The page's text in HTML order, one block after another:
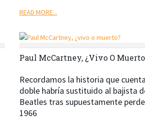
READ MORE...
Paul McCartney, ¿vivo O
Recordamos la historia que
doble habría sustituido al bajista
Beatles tras supuestamente
1966